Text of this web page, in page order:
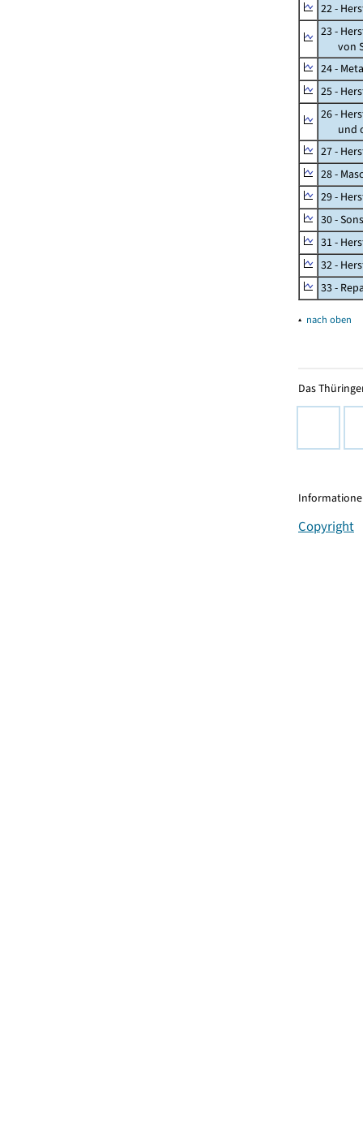
22 -
23 -
von
24 -
25 -
26 -
und
27 -
28 -
29 -
30 -
31 -
32 -
33 -
▴ nach oben
Das
Copyright